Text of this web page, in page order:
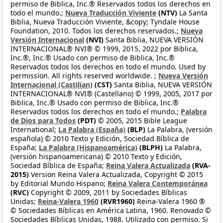
permiso de Biblica, Inc.® Reservados todos los derechos en
todo el mundo.; Nueva Traducción Viviente (NTV) La Santa
Biblia, Nueva Traducción Viviente, &copy; Tyndale House
Foundation, 2010. Todos los derechos reservados.; Nueva
Versión Internacional (NVI) Santa Biblia, NUEVA VERSIÓN
INTERNACIONAL® NVI® © 1999, 2015, 2022 por Biblica,
Inc.®, Inc.® Usado con permiso de Biblica, Inc.®
Reservados todos los derechos en todo el mundo. Used by
permission. All rights reserved worldwide. ; Nueva Versión
Internacional (Castilian) (CST) Santa Biblia, NUEVA VERSIÓN
INTERNACIONAL® NVI® (Castellano) © 1999, 2005, 2017 por
Biblica, Inc.® Usado con permiso de Biblica, Inc.®
Reservados todos los derechos en todo el mundo.; Palabra
de Dios para Todos (PDT) © 2005, 2015 Bible League
International; La Palabra (España) (BLP) La Palabra, (versión
española) © 2010 Texto y Edición, Sociedad Bíblica de
España; La Palabra (Hispanoamérica) (BLPH) La Palabra,
(versión hispanoamericana) © 2010 Texto y Edición,
Sociedad Bíblica de España; Reina Valera Actualizada (RVA-
2015) Version Reina Valera Actualizada, Copyright © 2015
by Editorial Mundo Hispano; Reina Valera Contemporánea
(RVC) Copyright © 2009, 2011 by Sociedades Bíblicas
Unidas; Reina-Valera 1960 (RVR1960) Reina-Valera 1960 ®
© Sociedades Bíblicas en América Latina, 1960. Renovado ©
Sociedades Bíblicas Unidas, 1988. Utilizado con permiso. Si